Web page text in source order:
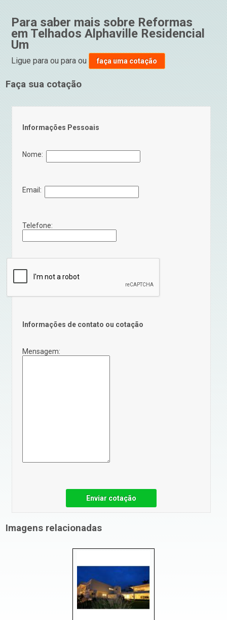
Para saber mais sobre Reformas
em Telhados Alphaville Residencial
Um
Ligue paraou paraou faça uma cotação
Faça sua cotação
Informações Pessoais
Nome:
Email:
Telefone:
Informações de contato ou cotação
Mensagem:
Enviar cotação
Imagens relacionadas